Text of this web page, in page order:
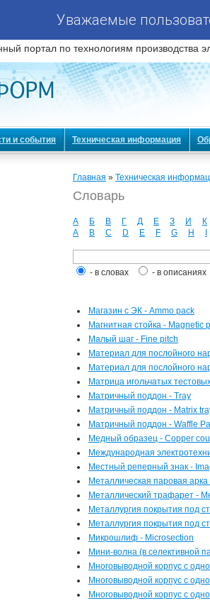
Уважаемые
портал по технологиям производства
и события Техническая информация
Главная » Техническая
Словарь
А Б В Г Д Е З И К
A
B C D E F G H
- в словах - в описаниях
Магазин с ЭК - Ammo pack
Магнитная стойка - Magnetic
Малый шаг - Fine pitch
Материал для послойного
Материал для послойного
Матрица игольчатых
Матричный поддон - Tray
Матричный поддон - Matrix
Матричный поддон - Waffle
Медный образец - Copper
Международная
Местный реперный знак -
Металлическая паровая
Металлический трафарет -
Металлургия покрытия под
Металлургия покрытия под
Микрошлиф - Microsection
Мини-волна (в селективной
Многовыводной корпус с
Многовыводной корпус с
Многовыводной корпус с